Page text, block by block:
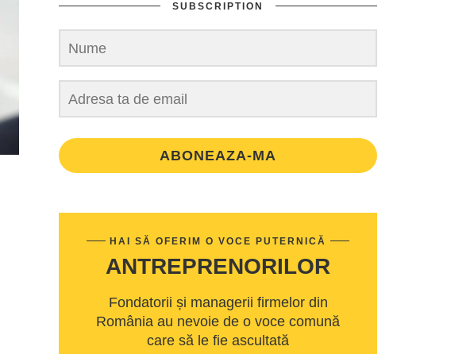
SUBSCRIPTION
ABONEAZA-MA
HAI SĂ OFERIM O VOCE PUTERNICĂ
ANTREPRENORILOR
Fondatorii și managerii firmelor din
România au nevoie de o voce comună
care să le fie ascultată